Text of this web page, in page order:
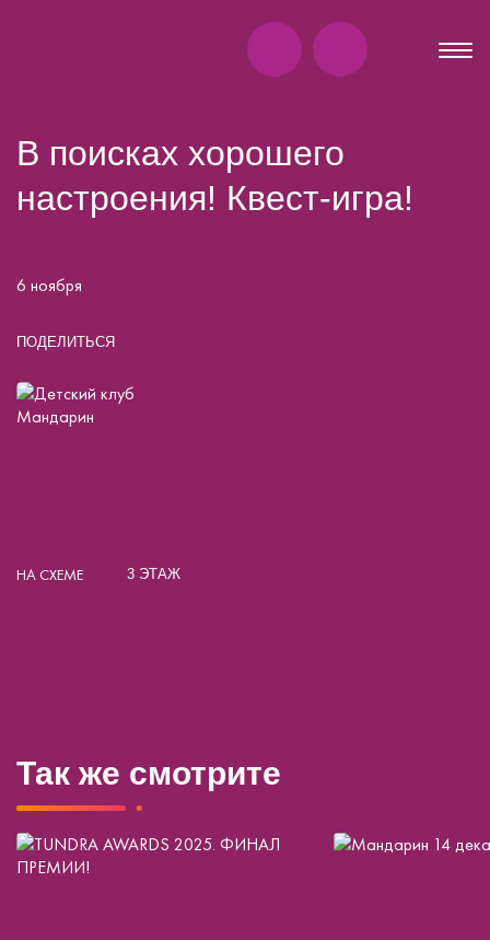
6 ноября
ПОДЕЛИТЬСЯ
НА СХЕМЕ 3 ЭТАЖ
В поисках хорошего
настроения! Квест-игра!
Так же смотрите